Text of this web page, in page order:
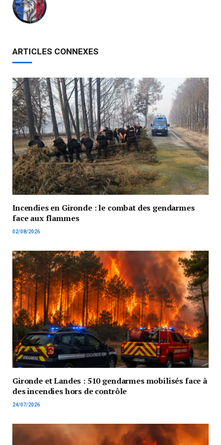
ARTICLES CONNEXES
Incendies en Gironde : le combat des gendarmes
face aux flammes
02/08/2026
Gironde et Landes : 510 gendarmes mobilisés face à
des incendies hors de contrôle
24/07/2026